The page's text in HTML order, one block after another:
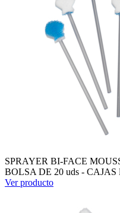
SPRAYER BI-FACE
BOLSA DE 20 uds - CAJAS
Ver producto